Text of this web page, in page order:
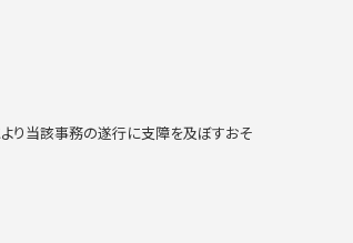
り当該事務の遂行に支障を及ぼすおそ